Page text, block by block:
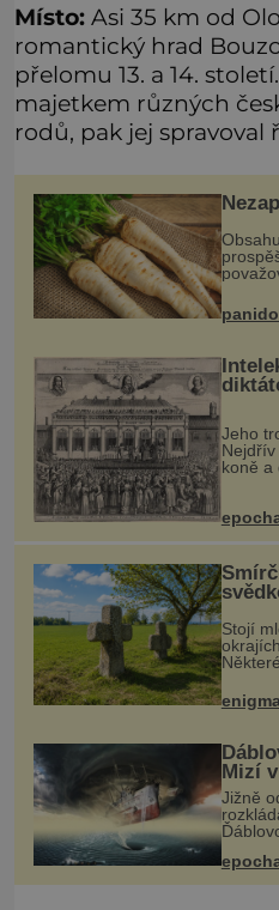
Místo: Asi 35 km od
romantický hrad
přelomu 13. a 14.
majetkem různých
rodů, pak jej
B1, B2,
Jeho
koně a
Stojí
jiné
o
Mizí
Jižně